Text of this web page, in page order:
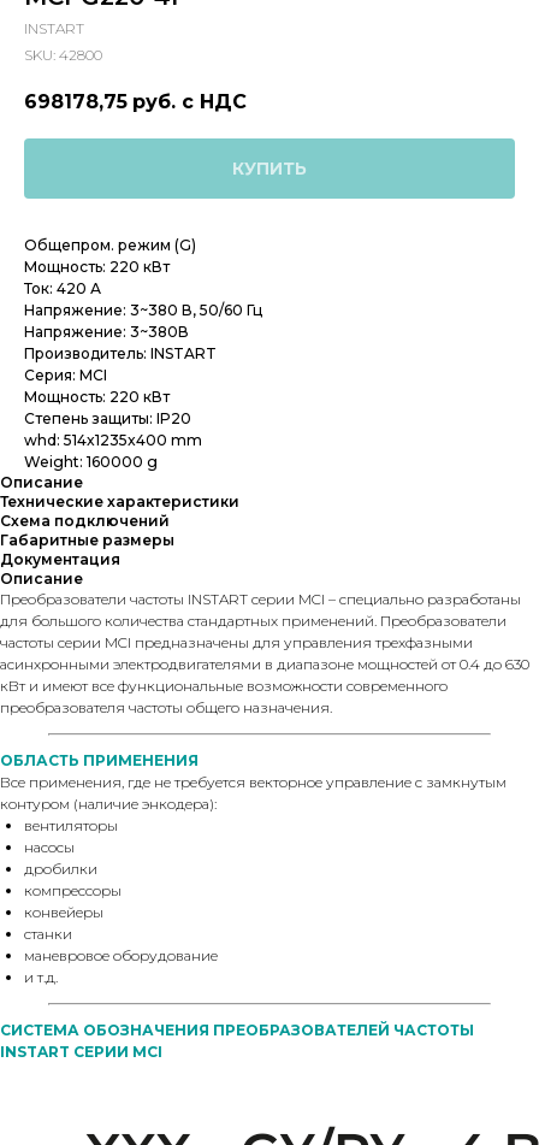
INSTART
SKU: 42800
698178,75 руб. с НДС
КУПИТЬ
Общепром. режим (G)
Мощность: 220 кВт
Ток: 420 А
Напряжение: 3~380 В, 50/60 Гц
Напряжение: 3~380В
Производитель: INSTART
Серия: MCI
Мощность: 220 кВт
Степень защиты: IP20
whd: 514x1235x400 mm
Weight: 160000 g
Описание
Технические характеристики
Схема подключений
Габаритные размеры
Документация
Описание
Преобразователи частоты INSTART серии МCI – специально разработаны
для большого количества стандартных применений. Преобразователи
частоты серии MCI предназначены для управления трехфазными
асинхронными электродвигателями в диапазоне мощностей от 0.4 до 630
кВт и имеют все функциональные возможности современного
преобразователя частоты общего назначения.
ОБЛАСТЬ ПРИМЕНЕНИЯ
Все применения, где не требуется векторное управление с замкнутым
контуром (наличие энкодера):
вентиляторы
насосы
дробилки
компрессоры
конвейеры
станки
маневровое оборудование
и т.д.
СИСТЕМА ОБОЗНАЧЕНИЯ ПРЕОБРАЗОВАТЕЛЕЙ ЧАСТОТЫ
INSTART СЕРИИ MCI